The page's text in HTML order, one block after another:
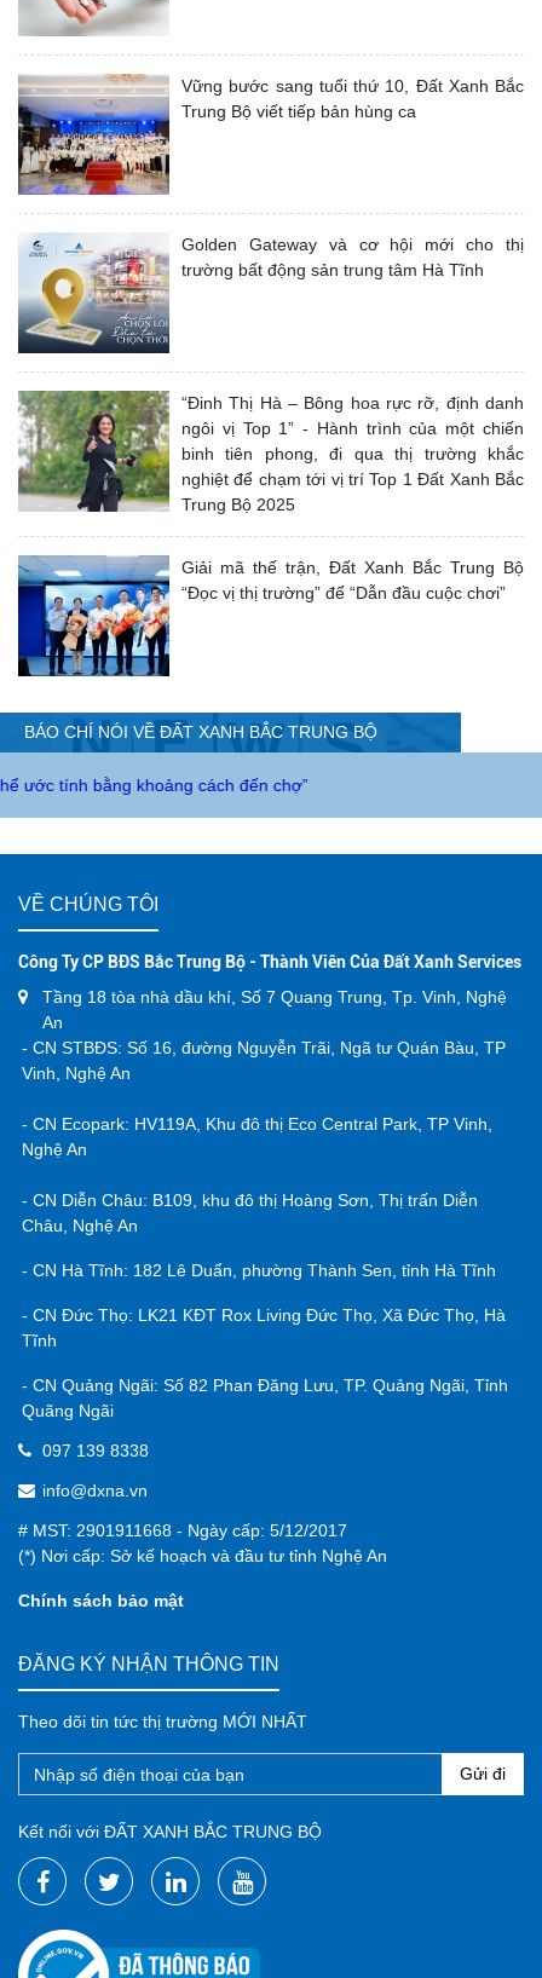
Vững bước sang tuổi thứ 10, Đất Xanh Bắc
Trung Bộ viết tiếp bản hùng ca
Golden Gateway và cơ hội mới cho thị
trường bất động sản trung tâm Hà Tĩnh
“Đinh Thị Hà – Bông hoa rực rỡ, định danh
ngôi vị Top 1” - Hành trình của một chiến
binh tiên phong, đi qua thị trường khắc
nghiệt để chạm tới vị trí Top 1 Đất Xanh Bắc
Trung Bộ 2025
Giải mã thế trận, Đất Xanh Bắc Trung Bộ
“Đọc vị thị trường” để “Dẫn đầu cuộc chơi”
BÁO CHÍ NÓI VỀ ĐẤT XANH BẮC TRUNG BỘ
khoảng cách đến chợ”
VỀ CHÚNG TÔI
Công Ty CP BĐS Bắc Trung Bộ - Thành Viên Của Đất Xanh Services
Tầng 18 tòa nhà dầu khí, Số 7 Quang Trung, Tp. Vinh, Nghệ
An
- CN STBĐS: Số 16, đường Nguyễn Trãi, Ngã tư Quán Bàu, TP
Vinh, Nghệ An
- CN Ecopark: HV119A, Khu đô thị Eco Central Park, TP Vinh,
Nghệ An
- CN Diễn Châu: B109, khu đô thị Hoàng Sơn, Thị trấn Diễn
Châu, Nghệ An
- CN Hà Tĩnh: 182 Lê Duẩn, phường Thành Sen, tỉnh Hà Tĩnh
- CN Đức Thọ: LK21 KĐT Rox Living Đức Thọ, Xã Đức Thọ, Hà
Tĩnh
- CN Quảng Ngãi: Số 82 Phan Đăng Lưu, TP. Quảng Ngãi, Tỉnh
Quãng Ngãi
097 139 8338
info@dxna.vn
# MST: 2901911668 - Ngày cấp: 5/12/2017
(*) Nơi cấp: Sở kế hoạch và đầu tư tỉnh Nghệ An
Chính sách bảo mật
ĐĂNG KÝ NHẬN THÔNG TIN
Theo dõi tin tức thị trường MỚI NHẤT
Gửi đi
Kết nối với ĐẤT XANH BẮC TRUNG BỘ